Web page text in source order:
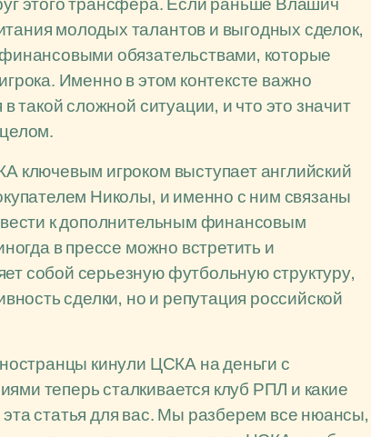
молодых талантов и выгодных сделок,
обязательствами, которые
Именно в этом контексте важно
такой сложной ситуации, и что это значит
ключевым игроком выступает английский
Николы, и именно с ним связаны
к дополнительным финансовым
в прессе можно встретить и
собой серьезную футбольную структуру,
сделки, но и репутация российской
кинули ЦСКА на деньги с
теперь сталкивается клуб РПЛ и какие
статья для вас. Мы разберем все нюансы,